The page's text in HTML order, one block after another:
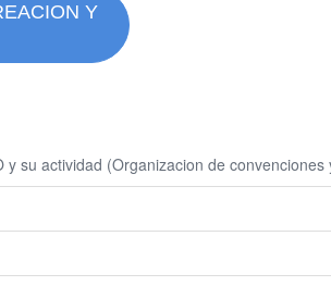
Y
su actividad (Organizacion de